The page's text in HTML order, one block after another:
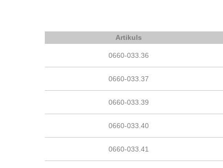
Artikuls
0660-033.36
0660-033.37
0660-033.39
0660-033.40
0660-033.41